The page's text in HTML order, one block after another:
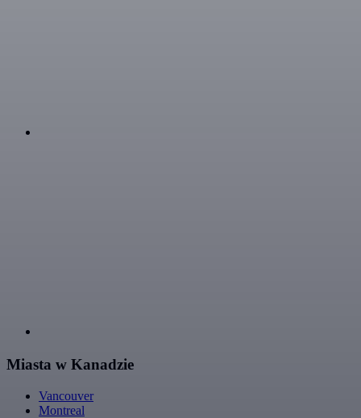
Miasta w Kanadzie
Vancouver
Montreal